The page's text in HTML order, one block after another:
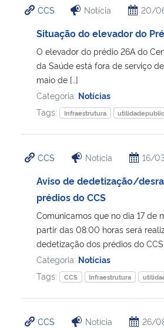
Ministério da Cidadania
Ministério da Saúde
Ministério de Minas e Energia
Ministério da Ciência, Tecnologia, Inovações e
Ministério do Meio Ambiente
Ministério do Turismo
Ministério do Desenvolvimento Regional
Controladoria-Geral da União
Ministério da Mulher, da Família e dos Direitos
Secretaria de Governo
CCS Notícia 20/
Situação do elevador do
O elevador do prédio 26A do
da Saúde está fora de serviço
maio de […]
Categoria: Notícias
Tags:
Infraestrutura
CCS Notícia 16/
Aviso de dedetização/
prédios do CCS
Comunicamos que no dia 17 de
partir das 08:00 horas será
dedetização dos prédios do
Categoria: Notícias
Tags:
CCS Infraestrutura
CCS Notícia 26/